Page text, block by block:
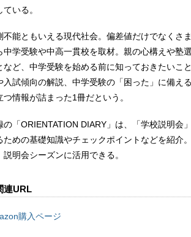
ている。
不能ともいえる現代社会。偏差値だけでなくさ
中学受験や中高一貫校を取材。親の心構えや塾
など、中学受験を始める前に知っておきたいこ
入試傾向の解説、中学受験の「困った」に備える
つ情報が詰まった1冊だという。
の「ORIENTATION DIARY」は、「学校説明会
ための基礎知識やチェックポイントなどを紹介
説明会シーズンに活用できる。
連URL
購入ページ